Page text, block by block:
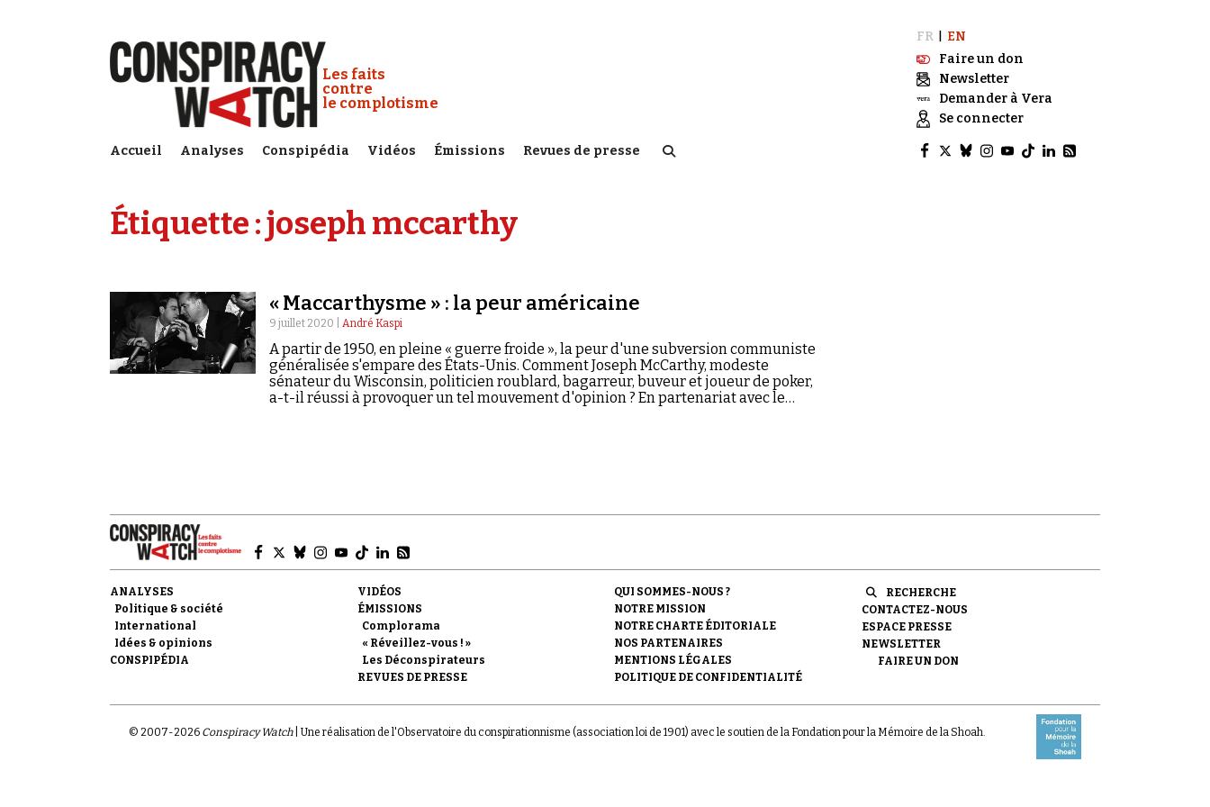
Conspiracy Watch :
Les faits
contre
le complotisme
Accueil Analyses Conspipédia Vidéos Émissions Revues de presse
FR
EN
Faire un don
Newsletter
Demander à Vera
Se connecter
Étiquette :joseph mccarthy
« Maccarthysme » : la peur américaine
9 juillet 2020 |André Kaspi
A partir de 1950, en pleine « guerre froide », la peur d'une subversion communiste
généralisée s'empare des États-Unis. Comment Joseph McCarthy, modeste
sénateur du Wisconsin, politicien roublard, bagarreur, buveur et joueur de poker,
a-t-il réussi à provoquer un tel mouvement d'opinion ? En partenariat avec le
ANALYSES
Politique & société
International
Idées & opinions
CONSPIPÉDIA
VIDÉOS
ÉMISSIONS
Complorama
« Réveillez-vous ! »
Les Déconspirateurs
REVUES DE PRESSE
QUI SOMMES-NOUS ?
NOTRE MISSION
NOTRE CHARTE ÉDITORIALE
NOS PARTENAIRES
MENTIONS LÉGALES
POLITIQUE DE CONFIDENTIALITÉ
RECHERCHE
CONTACTEZ-NOUS
ESPACE PRESSE
NEWSLETTER
FAIRE UN DON
© 2007-2026 Conspiracy Watch| Une réalisation de l'Observatoire du conspirationnisme (association loi de 1901) avec le soutien de la Fondation pour la Mémoire de la Shoah.